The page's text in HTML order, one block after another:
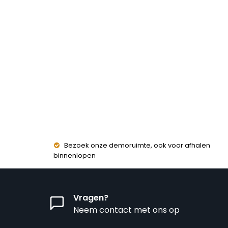
Bezoek onze demoruimte, ook voor afhalen
binnenlopen
Vragen?
Neem contact met ons op